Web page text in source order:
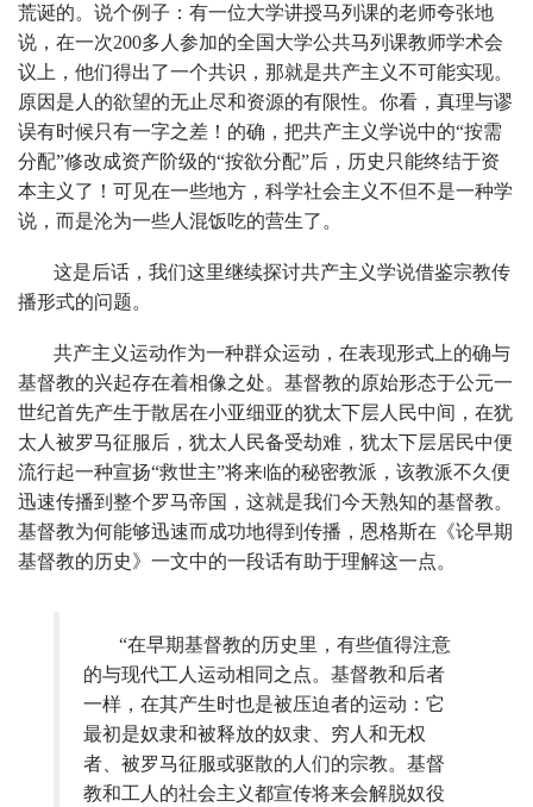
荒诞的。说个例子：有一位大学讲授马列课的老师夸张地
说，在一次200多人参加的全国大学公共马列课教师学术会
议上，他们得出了一个共识，那就是共产主义不可能实现。
原因是人的欲望的无止尽和资源的有限性。你看，真理与谬
误有时候只有一字之差！的确，把共产主义学说中的“按需
分配”修改成资产阶级的“按欲分配”后，历史只能终结于资
本主义了！可见在一些地方，科学社会主义不但不是一种学
说，而是沦为一些人混饭吃的营生了。
这是后话，我们这里继续探讨共产主义学说借鉴宗教传
播形式的问题。
共产主义运动作为一种群众运动，在表现形式上的确与
基督教的兴起存在着相像之处。基督教的原始形态于公元一
世纪首先产生于散居在小亚细亚的犹太下层人民中间，在犹
太人被罗马征服后，犹太人民备受劫难，犹太下层居民中便
流行起一种宣扬“救世主”将来临的秘密教派，该教派不久便
迅速传播到整个罗马帝国，这就是我们今天熟知的基督教。
基督教为何能够迅速而成功地得到传播，恩格斯在《论早期
基督教的历史》一文中的一段话有助于理解这一点。
“在早期基督教的历史里，有些值得注意
的与现代工人运动相同之点。基督教和后者
一样，在其产生时也是被压迫者的运动：它
最初是奴隶和被释放的奴隶、穷人和无权
者、被罗马征服或驱散的人们的宗教。基督
教和工人的社会主义都宣传将来会解脱奴役